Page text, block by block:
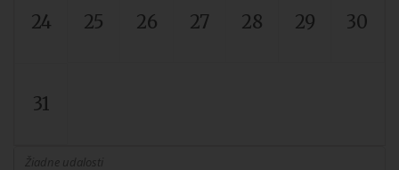
24 25 26 27 28 29 30
31
Žiadne udalosti